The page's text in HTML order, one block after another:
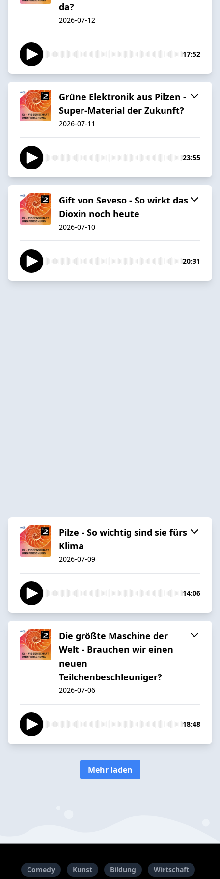
da?
2026-07-12
17:52
Grüne Elektronik aus Pilzen -
Super-Material der Zukunft?
2026-07-11
23:55
Gift von Seveso - So wirkt das
Dioxin noch heute
2026-07-10
20:31
Pilze - So wichtig sind sie fürs
Klima
2026-07-09
14:06
Die größte Maschine der
Welt - Brauchen wir einen
neuen
Teilchenbeschleuniger?
2026-07-06
18:48
Mehr laden
Comedy Kunst Bildung Wirtschaft